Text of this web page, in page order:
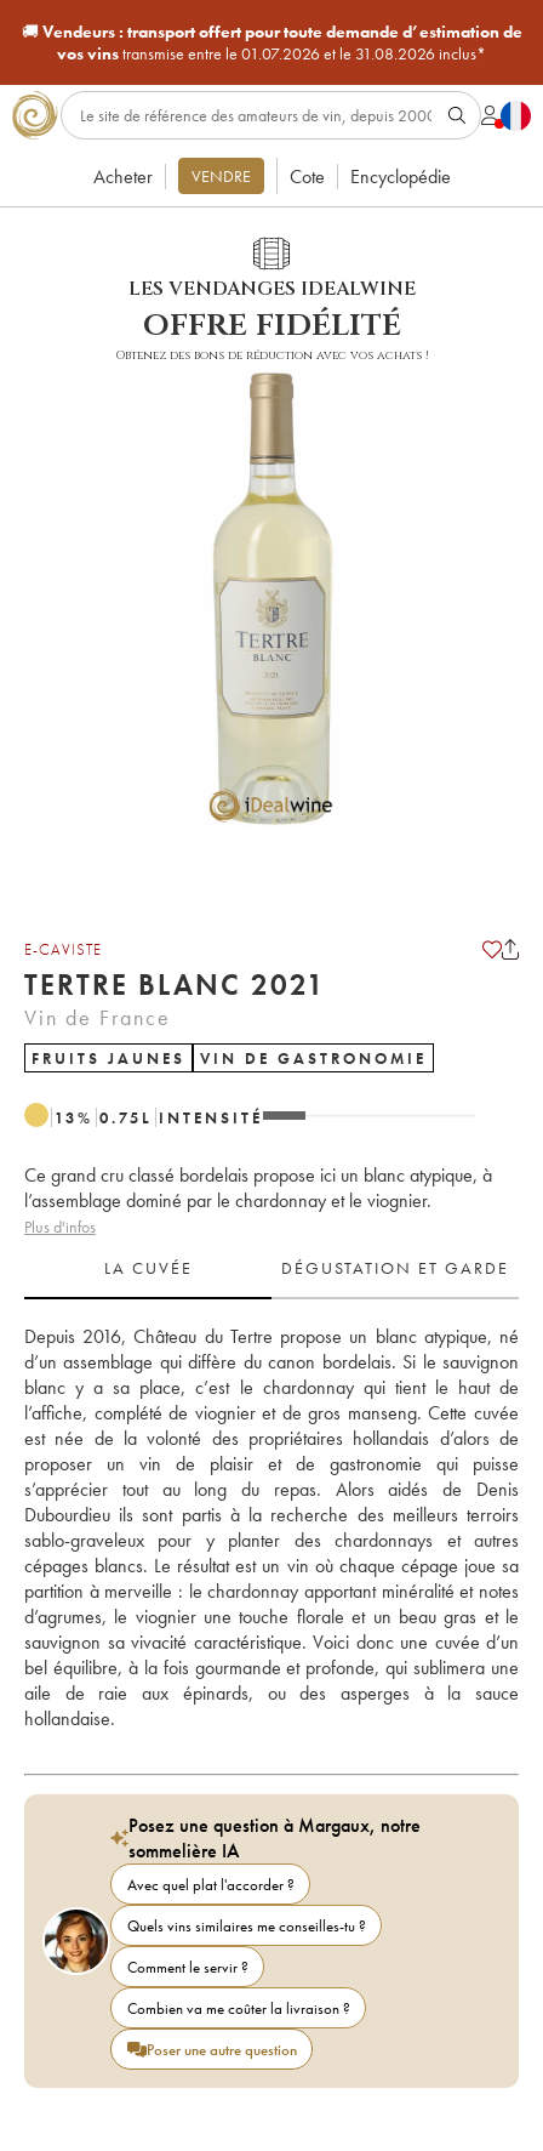
🚚Vendeurs : transport offert pour toute demande d’estimation de
vos vinstransmise entre le 01.07.2026 et le 31.08.2026 inclus*
Acheter VENDRE Cote Encyclopédie
LES VENDANGES IDEALWINE
offre fidélité
Obtenez des bons de réduction avec vos achats !
E-CAVISTE
TERTRE BLANC 2021
Vin de France
FRUITS JAUNES VIN DE GASTRONOMIE
13% 0.75 L INTENSITÉ
Ce grand cru classé bordelais propose ici un blanc atypique, à
l’assemblage dominé par le chardonnay et le viognier.
Plus d'infos
LA CUVÉE
DÉGUSTATION ET GARDE
Depuis 2016, Château du Tertre propose un blanc atypique, né
d’un assemblage qui diffère du canon bordelais. Si le sauvignon
blanc y a sa place, c’est le chardonnay qui tient le haut de
l’affiche, complété de viognier et de gros manseng. Cette cuvée
est née de la volonté des propriétaires hollandais d’alors de
proposer un vin de plaisir et de gastronomie qui puisse
s’apprécier tout au long du repas. Alors aidés de Denis
Dubourdieu ils sont partis à la recherche des meilleurs terroirs
sablo-graveleux pour y planter des chardonnays et autres
cépages blancs. Le résultat est un vin où chaque cépage joue sa
partition à merveille : le chardonnay apportant minéralité et notes
d’agrumes, le viognier une touche florale et un beau gras et le
sauvignon sa vivacité caractéristique. Voici donc une cuvée d’un
bel équilibre, à la fois gourmande et profonde, qui sublimera une
aile de raie aux épinards, ou des asperges à la sauce
hollandaise.
Posez une question à Margaux, notre
sommelière IA
Avec quel plat l'accorder ?
Quels vins similaires me conseilles-tu ?
Comment le servir ?
Combien va me coûter la livraison ?
Poser une autre question